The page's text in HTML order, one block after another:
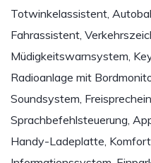
Totwinkelassistent,
Fahrassistent,
Müdigkeitswarnsystem,
Radioanlage mit
Soundsystem,
Sprachbefehlsteuerung,
Handy-Ladeplatte,